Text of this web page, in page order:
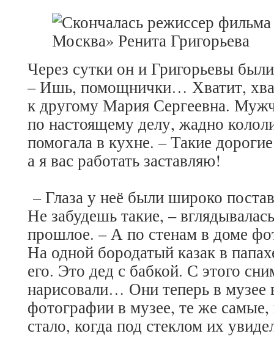
Через сутки он и Григорьевы
– Ишь, помощнички… Хватит,
к другому Мария Сергеевна.
по настоящему делу, жадно
помогала в кухне. – Такие
а я вас работать заставляю!
– Глаза у неё были широко
Не забудешь такие, –
прошлое. – А по стенам в доме
На одной бородатый казак в
его. Это дед с бабкой. С этого
нарисовали… Они теперь в
фотографии в музее, те же
стало, когда под стеклом их